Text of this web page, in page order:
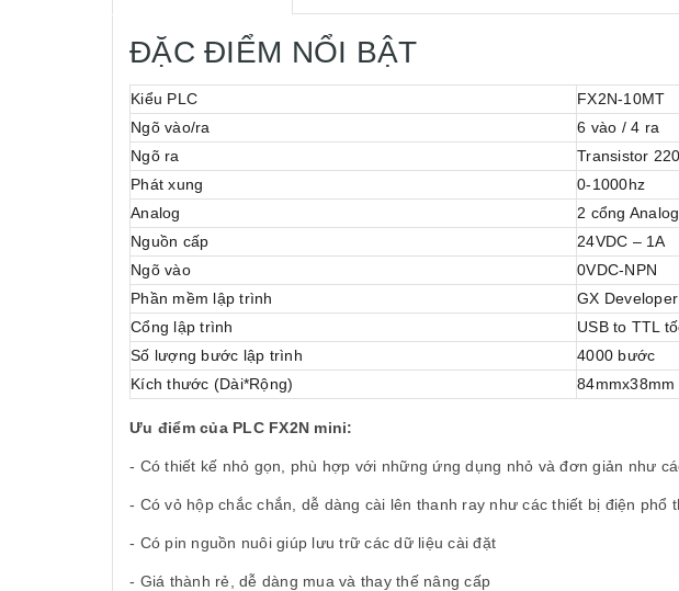
ĐẶC ĐIỂM NỔI BẬT
Kiểu PLC
FX2N-10MT
Ngõ vào/ra
6 vào / 4 ra
Ngõ ra
Transistor
Phát xung
0-1000hz
Analog
2 cổng
Nguồn cấp
24VDC – 1A
Ngõ vào
0VDC-NPN
Phần mềm lập trình
GX
Cổng lập trình
USB to TTL
Số lượng bước lập trình
4000 bước
Kích thước (Dài*Rộng)
84mmx38mm
Ưu điểm của PLC FX2N mini:
- Có thiết kế nhỏ gọn, phù hợp với những ứng dụng nhỏ và đơn giản như
- Có vỏ hộp chắc chắn, dễ dàng cài lên thanh ray như các thiết bị điện phổ
- Có pin nguồn nuôi giúp lưu trữ các dữ liệu cài đặt
- Giá thành rẻ, dễ dàng mua và thay thế nâng cấp